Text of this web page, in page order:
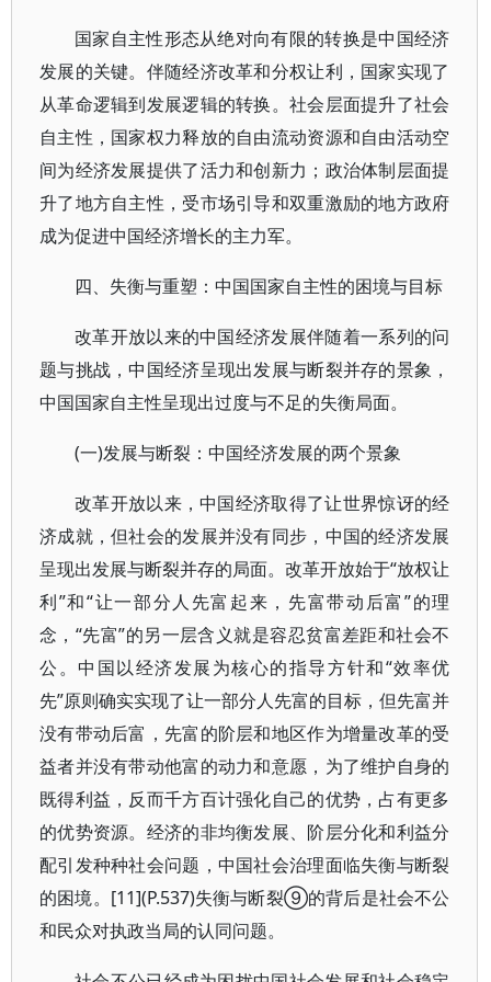
国家自主性形态从绝对向有限的转换是中国经济
发展的关键。伴随经济改革和分权让利，国家实现了
从革命逻辑到发展逻辑的转换。社会层面提升了社会
自主性，国家权力释放的自由流动资源和自由活动空
间为经济发展提供了活力和创新力；政治体制层面提
升了地方自主性，受市场引导和双重激励的地方政府
成为促进中国经济增长的主力军。
四、失衡与重塑：中国国家自主性的困境与目标
改革开放以来的中国经济发展伴随着一系列的问
题与挑战，中国经济呈现出发展与断裂并存的景象，
中国国家自主性呈现出过度与不足的失衡局面。
(一)发展与断裂：中国经济发展的两个景象
改革开放以来，中国经济取得了让世界惊讶的经
济成就，但社会的发展并没有同步，中国的经济发展
呈现出发展与断裂并存的局面。改革开放始于“放权让
利”和“让一部分人先富起来，先富带动后富”的理
念，“先富”的另一层含义就是容忍贫富差距和社会不
公。中国以经济发展为核心的指导方针和“效率优
先”原则确实实现了让一部分人先富的目标，但先富并
没有带动后富，先富的阶层和地区作为增量改革的受
益者并没有带动他富的动力和意愿，为了维护自身的
既得利益，反而千方百计强化自己的优势，占有更多
的优势资源。经济的非均衡发展、阶层分化和利益分
配引发种种社会问题，中国社会治理面临失衡与断裂
的困境。[11](P.537)失衡与断裂⑨的背后是社会不公
和民众对执政当局的认同问题。